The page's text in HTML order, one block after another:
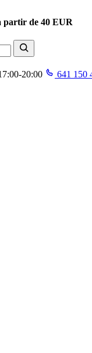
partir de 40 EUR
20:00 641 150